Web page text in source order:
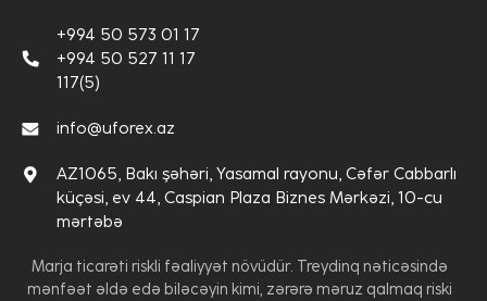
+994 50 573 01 17
+994 50 527 11 17
117(5)
info@uforex.az
AZ1065, Bakı şəhəri, Yasamal rayonu, Cəfər Cabbarlı
küçəsi, ev 44, Caspian Plaza Biznes Mərkəzi, 10-cu
mərtəbə
Marja ticarəti riskli fəaliyyət növüdür. Treydinq nəticəsində
mənfəət əldə edə biləcəyin kimi, zərərə məruz qalmaq riski